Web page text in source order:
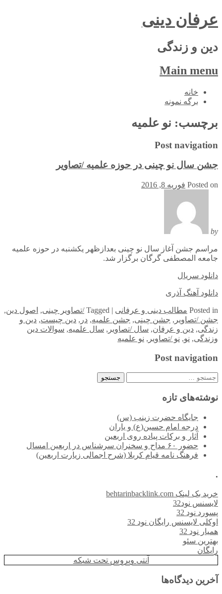
عرفان دینی
دین و زندگی
Main menu
Skip
خانه
برگه نمونه
برچسب: نو علمیه
Post navigation
جشن سال نو چینی در حوزه علمیه /تصاویر
Posted on فوریه 8, 2016
by
مراسم جشن آغاز سال نو چینی بعدازظهر یکشنبه در حوزه علمیه
جامعه المصطفی گرگان برگزار شد.
دانلود سریال
دانلود آهنگ آذری
Posted in مطالب دینی و عرفانی |
Tagged /تصاویر چینی, اصول دین,
جشن /تصاویر , جشن چینی, جشن علمیه, در , دین چیست, دین و
زندگی, دین و عرفان, سال /تصاویر , سال علمیه, سوالات دین
وزندگی, نو, نو /تصاویر , نو علمیه
Post navigation
جستجو
نوشته‌های تازه
جایگاه حضرت زینب (س)
درجه امام حسین(ع) و یاران
آثار و برکات پیاده روی اربعین
حضور ۶۰ مداح و سخنران سرشناس در اربعین امسال
فرهنگ نامه قیام کربلا (شرح اجمالی زیارت اربعین)
.
خرید بک لینک behtarinbacklink.com
لایسنس نود32
پسورد نود 32
اوکلی لایسنس رایگان نود 32
همیار نود 32
بهترین سئو
رایگان
آنتی ویروس تحت شبکه
آخرین دیدگاه‌ها